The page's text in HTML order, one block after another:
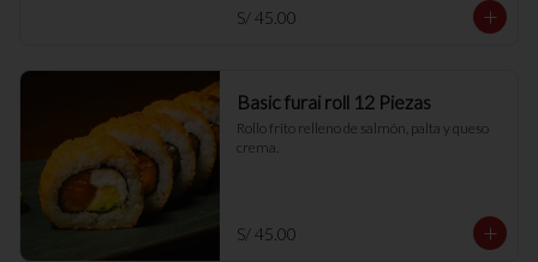
S/ 45.00
Basic furai roll 12 Piezas
Rollo frito relleno de salmón, palta y queso
crema.
S/ 45.00